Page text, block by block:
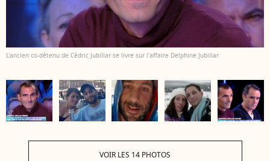
L'ancien co-détenu de Cédric Jubillar se livre sur l'affaire Delphine Jubillar
VOIR LES 14 PHOTOS